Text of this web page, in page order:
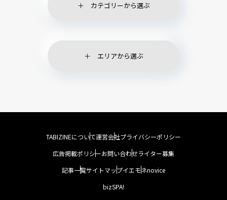
カテゴリーから選ぶ
エリアから選ぶ
TABIZINEについて運営会社プライバシーポリシー
広告掲載ポリシーお問い合わせライター募集
記事一覧サイトマップイエモネnovice
bizSPA!